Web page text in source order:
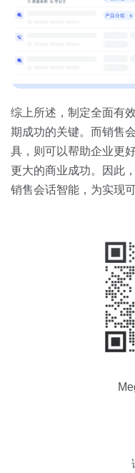
综上所述，制定全面有
期成功的关键。而销售
具，则可以帮助企业更
更大的商业成功。因此
销售会话智能，为实现